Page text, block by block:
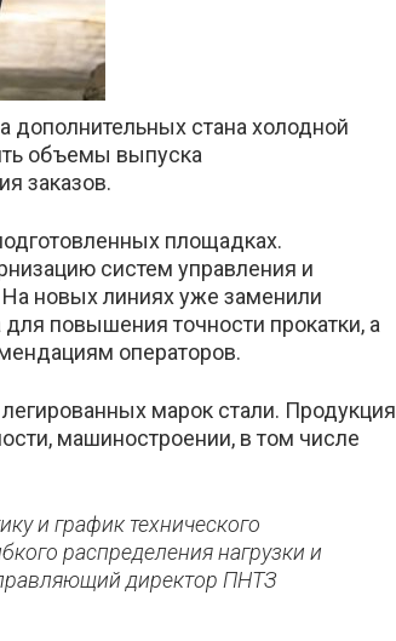
дополнительных стана холодной
объемы выпуска
заказов.
площадках.
систем управления и
новых линиях уже заменили
повышения точности прокатки, а
операторов.
марок стали. Продукция
машиностроении, в том числе
и график технического
распределения нагрузки и
директор ПНТЗ